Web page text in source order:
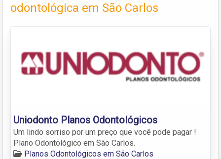
odontológica em São Carlos
Uniodonto Planos Odontológicos
Um lindo sorriso por um preço que você pode pagar !
Plano Odontológico em São Carlos.
Planos Odontológicos em São Carlos